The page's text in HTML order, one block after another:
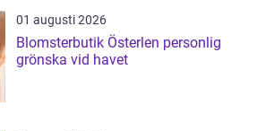
01 augusti 2026
Blomsterbutik Österlen personlig
grönska vid havet